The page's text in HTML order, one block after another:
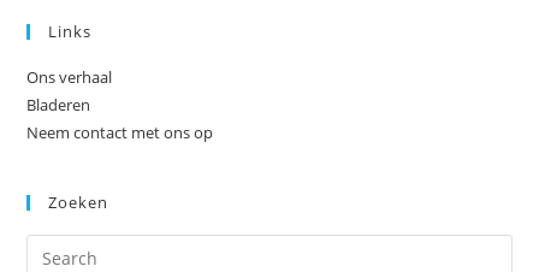
Links
Ons verhaal
Bladeren
Neem contact met ons op
Zoeken